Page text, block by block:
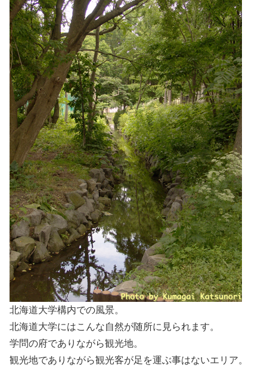
北海道大学構内での風景。
北海道大学にはこんな自然が随所に見られます。
学問の府でありながら観光地。
観光地でありながら観光客が足を運ぶ事はないエリア。